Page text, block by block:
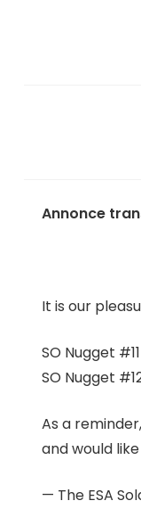
Annonce
It is our
SO Nugget
SO Nugget
As a
and would
— The ESA